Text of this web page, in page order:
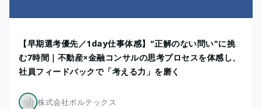
【早期選考優先／1day仕事体感】"正解のない問い"に挑
む7時間｜不動産×金融コンサルの思考プロセスを体感し、
社員フィードバックで「考える力」を磨く
株式会社ボルテックス